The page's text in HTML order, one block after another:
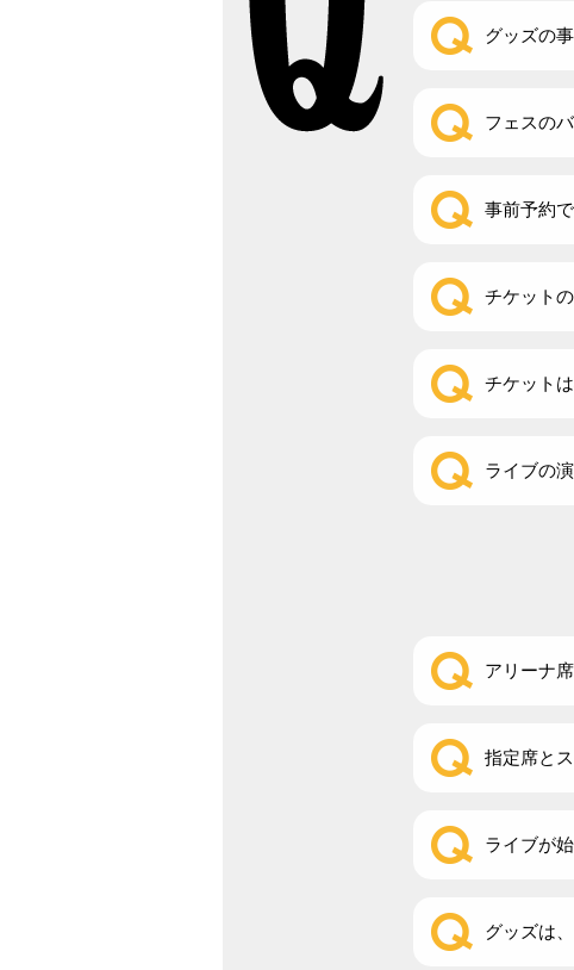
グッズの
フェスの
事前予約
チケット
チケット
ライブの
アリーナ
指定席と
ライブが
グッズは